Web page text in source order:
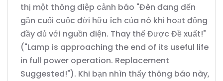
thị một thông điệp cảnh báo "Đèn đang đến
gần cuối cuộc đời hữu ích của nó khi hoạt động
đầy đủ với nguồn điện. Thay thế Được Đề xuất!"
("Lamp is approaching the end of its useful life
in full power operation. Replacement
Suggested!"). Khi bạn nhìn thấy thông báo này,